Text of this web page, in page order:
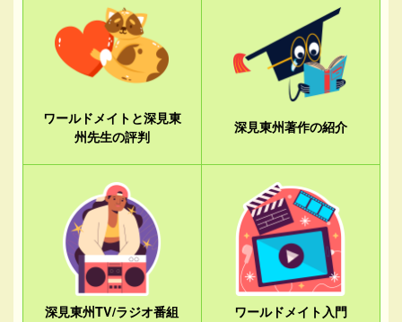
ワールドメイトと深見東
州先生の評判
深見東州著作の紹介
深見東州TV/ラジオ番組 ワールドメイト入門